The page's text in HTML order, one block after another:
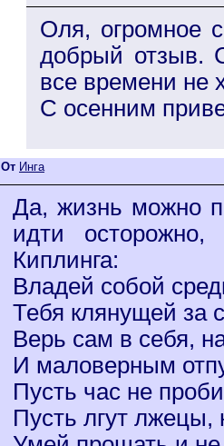
Оля, огромное
добрый отзыв.
все времени не
С осенним
От Инга
Да, жизнь можно
идти
Киплинга:
Владей собой
Тебя клянущей за
Верь сам в себя,
И маловерным
Пусть час не
Пусть лгут лжецы,